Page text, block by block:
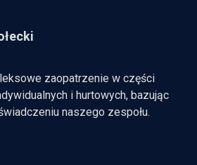
zaopatrzenie w części
i hurtowych, bazując
naszego zespołu.